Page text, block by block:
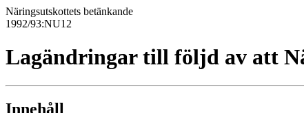
Näringsutskottets betänkande
1992/93:NU12
Lagändringar till följd av att
Innehåll